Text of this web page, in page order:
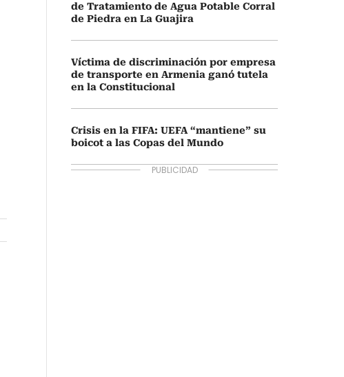
de Tratamiento de Agua Potable Corral
de Piedra en La Guajira
Víctima de discriminación por empresa
de transporte en Armenia ganó tutela
en la Constitucional
Crisis en la FIFA: UEFA “mantiene” su
boicot a las Copas del Mundo